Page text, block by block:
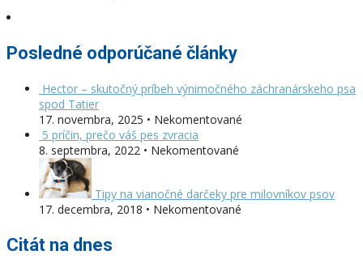
Posledné odporúčané články
Hector – skutočný príbeh výnimočného záchranárskeho psa
spod Tatier
17. novembra, 2025 • Nekomentované
5 príčin, prečo váš pes zvracia
8. septembra, 2022 • Nekomentované
Tipy na vianočné darčeky pre milovníkov psov
17. decembra, 2018 • Nekomentované
Citát na dnes